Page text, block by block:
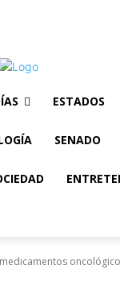
ESTADOS
SENADO